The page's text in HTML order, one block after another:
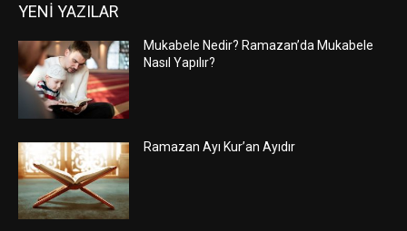
YENİ YAZILAR
Mukabele Nedir? Ramazan’da Mukabele
Nasıl Yapılır?
Ramazan Ayı Kur’an Ayıdır